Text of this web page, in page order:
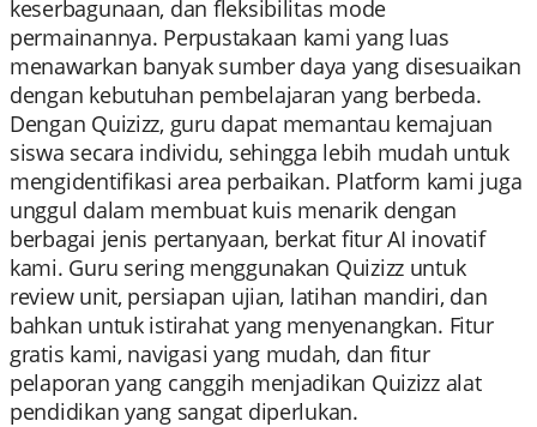
keserbagunaan, dan fleksibilitas mode
permainannya. Perpustakaan kami yang luas
menawarkan banyak sumber daya yang disesuaikan
dengan kebutuhan pembelajaran yang berbeda.
Dengan Quizizz, guru dapat memantau kemajuan
siswa secara individu, sehingga lebih mudah untuk
mengidentifikasi area perbaikan. Platform kami juga
unggul dalam membuat kuis menarik dengan
berbagai jenis pertanyaan, berkat fitur AI inovatif
kami. Guru sering menggunakan Quizizz untuk
review unit, persiapan ujian, latihan mandiri, dan
bahkan untuk istirahat yang menyenangkan. Fitur
gratis kami, navigasi yang mudah, dan fitur
pelaporan yang canggih menjadikan Quizizz alat
pendidikan yang sangat diperlukan.